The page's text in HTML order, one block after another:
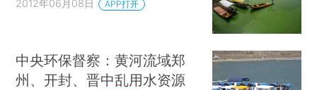
2012年06月08日 APP打开
中央环保督察：黄河流域郑
州、开封、晋中乱用水资源